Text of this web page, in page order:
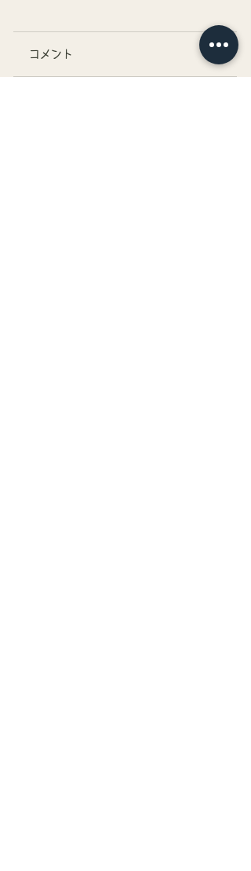
コメント